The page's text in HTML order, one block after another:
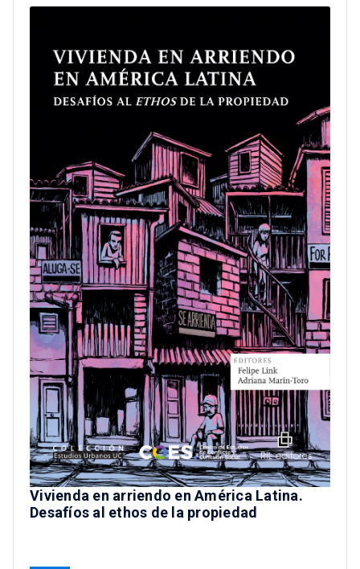
Vivienda en arriendo en América Latina.
Desafíos al ethos de la propiedad